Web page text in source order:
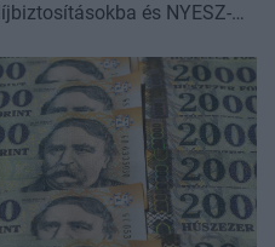
és NYESZ-
idő, a május 20-i határidőig
azt igényelni. Sokan
adómentessé váló
utoljára részesülhetnek a
mutatjuk a
pénzesőről.